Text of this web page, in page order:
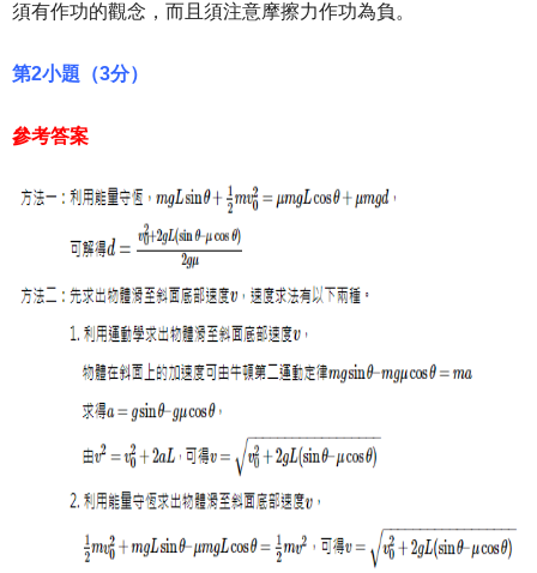
須有作功的觀念，而且須注意摩擦力作功為負。
第2小題（3分）
參考答案